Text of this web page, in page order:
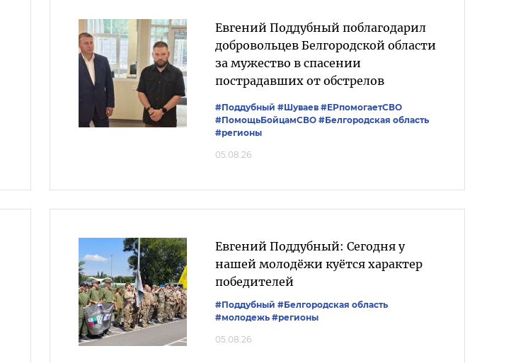
Евгений Поддубный поблагодарил
добровольцев Белгородской области
за мужество в спасении
пострадавших от обстрелов
#Поддубный #Шуваев #ЕРпомогаетСВО
#ПомощьБойцамСВО #Белгородская область
#регионы
05.08.26
Евгений Поддубный: Сегодня у
нашей молодёжи куётся характер
победителей
#Поддубный #Белгородская область
#молодежь #регионы
05.08.26